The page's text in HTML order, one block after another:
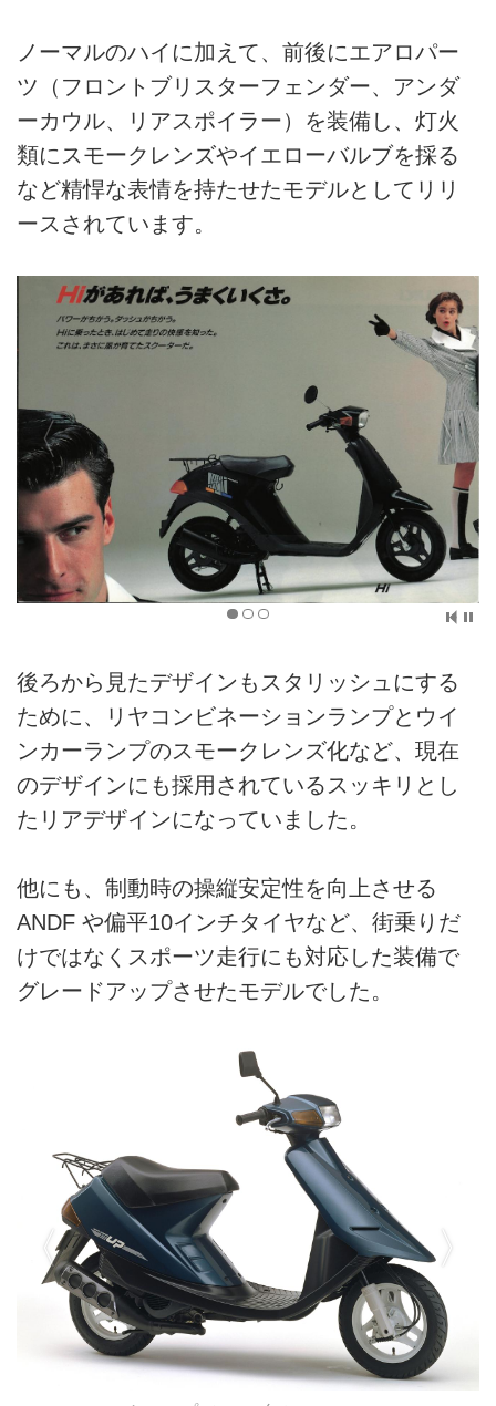
ノーマルのハイに加えて、前後にエアロパー
ツ（フロントブリスターフェンダー、アンダ
ーカウル、リアスポイラー）を装備し、灯火
類にスモークレンズやイエローバルブを採る
など精悍な表情を持たせたモデルとしてリリ
ースされています。
後ろから見たデザインもスタリッシュにする
ために、リヤコンビネーションランプとウイ
ンカーランプのスモークレンズ化など、現在
のデザインにも採用されているスッキリとし
たリアデザインになっていました。
他にも、制動時の操縦安定性を向上させる
ANDF や偏平10インチタイヤなど、街乗りだ
けではなくスポーツ走行にも対応した装備で
グレードアップさせたモデルでした。